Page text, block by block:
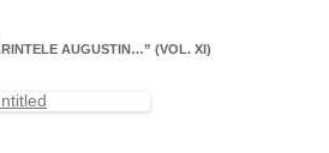
AUGUSTIN…” (VOL. XI)